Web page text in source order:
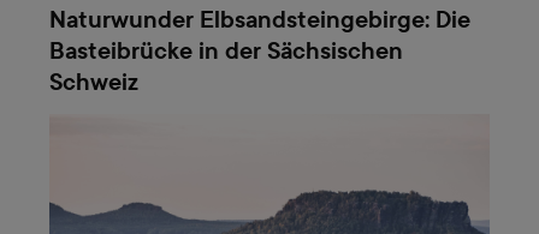
Naturwunder Elbsandsteingebirge: Die
Basteibrücke in der Sächsischen
Schweiz